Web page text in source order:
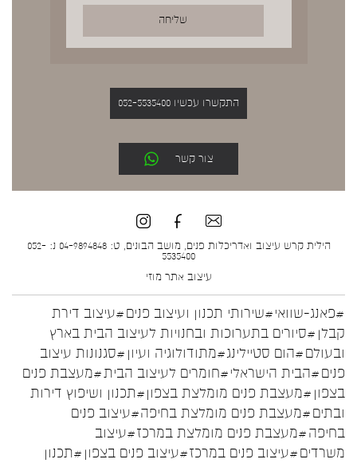
התקשרו עכשיו 052-5535400
צור קשר
הילית קרש עיצוב ואדריכלות פנים, מושב הבונים, ט: 04-9894848 נ: 052-
5535400
עיצוב אתר מוזי
#פאנג-שוואי#שירותי תכנון ועיצוב פנים#עיצוב דירת
קבלן #סיורים בתערוכות ובחנויות לעיצוב הבית בארץ
ובעולם#הום סטיילינג#מתודולוגיה ועיון #סגנונות עיצוב
פנים#הבית הישראלי#חומרים לעיצוב הבית#מעצבת פנים
בצפון #מעצבת פנים מומלצת בצפון#תכנון ושיפוץ דירות
ובתים#מעצבת פנים מומלצת בחיפה#עיצוב פנים
בחיפה#מעצבת פנים מומלצת במרכז#עיצוב
משרדים#עיצוב פנים במרכז#עיצוב פנים בצפון #תכנון